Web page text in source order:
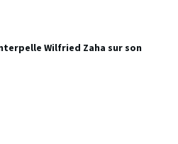
Wilfried Zaha sur son